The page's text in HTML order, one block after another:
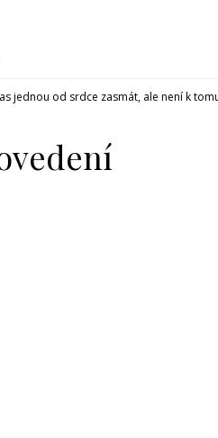
jednou od srdce zasmát, ale není k